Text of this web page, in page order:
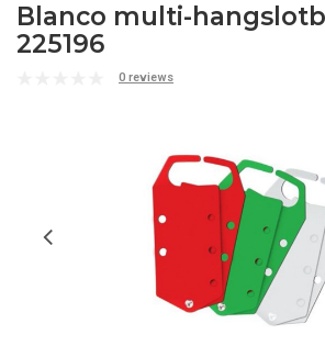
Blanco multi-
225196
0 reviews